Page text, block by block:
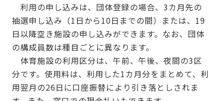
利用の申し込みは、団体登録の場合、3カ月先の
抽選申し込み（1日から10日までの間）または、19
日以降空き施設の申し込みができます。なお、団体
の構成員数は種目ごとに異なります。
体育施設の利用区分は、午前、午後、夜間の3区
分です。使用料は、利用した1カ月分をまとめて、利
用翌月の26日に口座振替により引き落としされま